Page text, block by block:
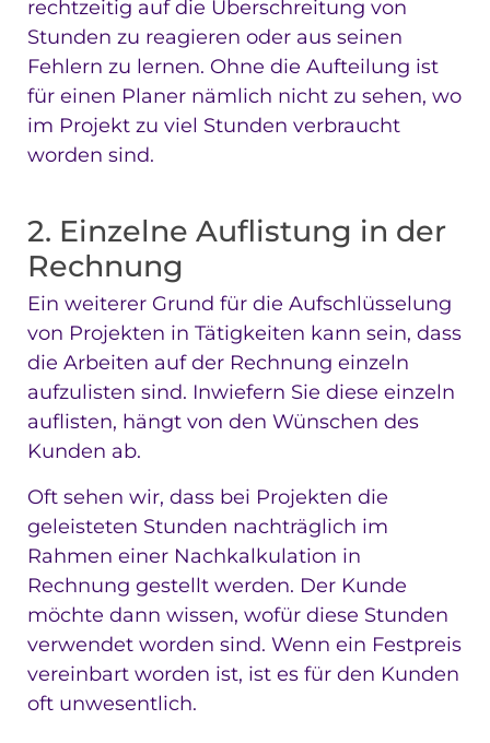
rechtzeitig auf die Überschreitung von
Stunden zu reagieren oder aus seinen
Fehlern zu lernen. Ohne die Aufteilung ist
für einen Planer nämlich nicht zu sehen, wo
im Projekt zu viel Stunden verbraucht
worden sind.
2. Einzelne Auflistung in der
Rechnung
Ein weiterer Grund für die Aufschlüsselung
von Projekten in Tätigkeiten kann sein, dass
die Arbeiten auf der Rechnung einzeln
aufzulisten sind. Inwiefern Sie diese einzeln
auflisten, hängt von den Wünschen des
Kunden ab.
Oft sehen wir, dass bei Projekten die
geleisteten Stunden nachträglich im
Rahmen einer Nachkalkulation in
Rechnung gestellt werden. Der Kunde
möchte dann wissen, wofür diese Stunden
verwendet worden sind. Wenn ein Festpreis
vereinbart worden ist, ist es für den Kunden
oft unwesentlich.